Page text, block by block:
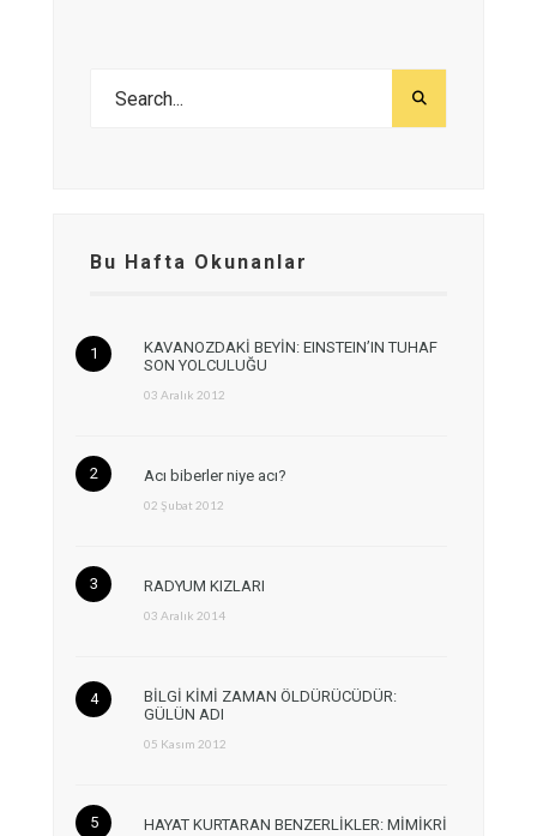
Bu Hafta Okunanlar
KAVANOZDAKİ BEYİN: EINSTEIN’IN TUHAF
SON YOLCULUĞU
03 Aralık 2012
Acı biberler niye acı?
02 Şubat 2012
RADYUM KIZLARI
03 Aralık 2014
BİLGİ KİMİ ZAMAN ÖLDÜRÜCÜDÜR:
GÜLÜN ADI
05 Kasım 2012
HAYAT KURTARAN BENZERLİKLER: MİMİKRİ